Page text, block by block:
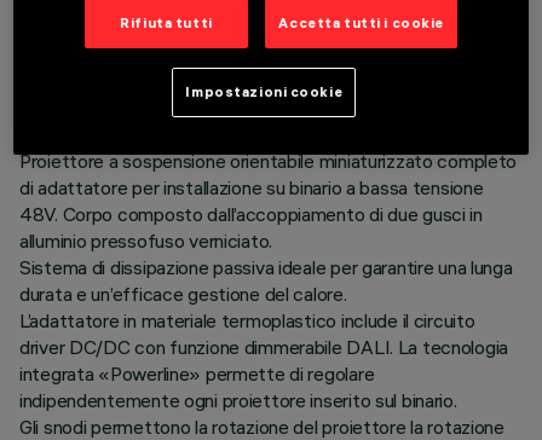
DATI TECNICI
Proiettore a sospensione orientabile miniaturizzato completo
di adattatore per installazione su binario a bassa tensione
48V. Corpo composto dall’accoppiamento di due gusci in
alluminio pressofuso verniciato.
Sistema di dissipazione passiva ideale per garantire una lunga
durata e un’efficace gestione del calore.
L’adattatore in materiale termoplastico include il circuito
driver DC/DC con funzione dimmerabile DALI. La tecnologia
integrata «Powerline» permette di regolare
indipendentemente ogni proiettore inserito sul binario.
Gli snodi permettono la rotazione del proiettore la rotazione
Rifiuta tutti Accetta tutti i cookie
Impostazioni cookie